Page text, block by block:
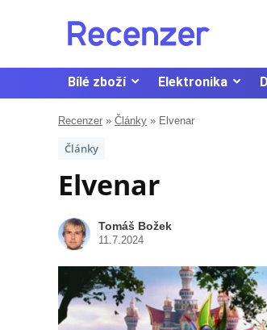
Bílé zboží Elektronika
Recenzer » Články » Elvenar
Články
Elvenar
Tomáš Božek
11.7.2024